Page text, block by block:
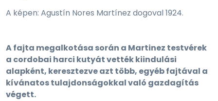
A képen: Agustín Nores Martínez dogoval 1924.
A fajta megalkotása során a Martinez testvérek
a cordobai harci kutyát vették kiindulási
alapként, keresztezve azt több, egyéb fajtával a
kívánatos tulajdonságokkal való gazdagítás
végett.